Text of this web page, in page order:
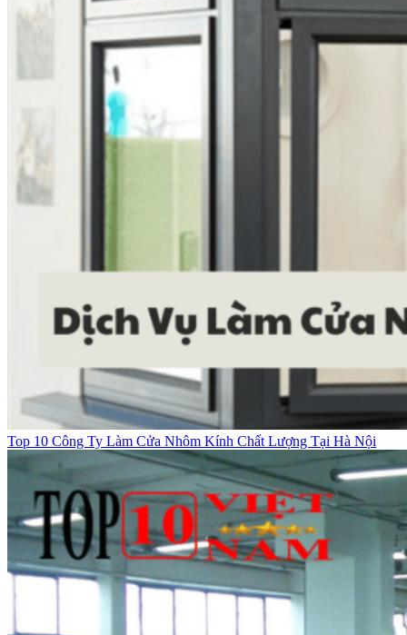
Top 10 Công Ty Làm Cửa Nhôm Kính Chất Lượng Tại Hà Nội